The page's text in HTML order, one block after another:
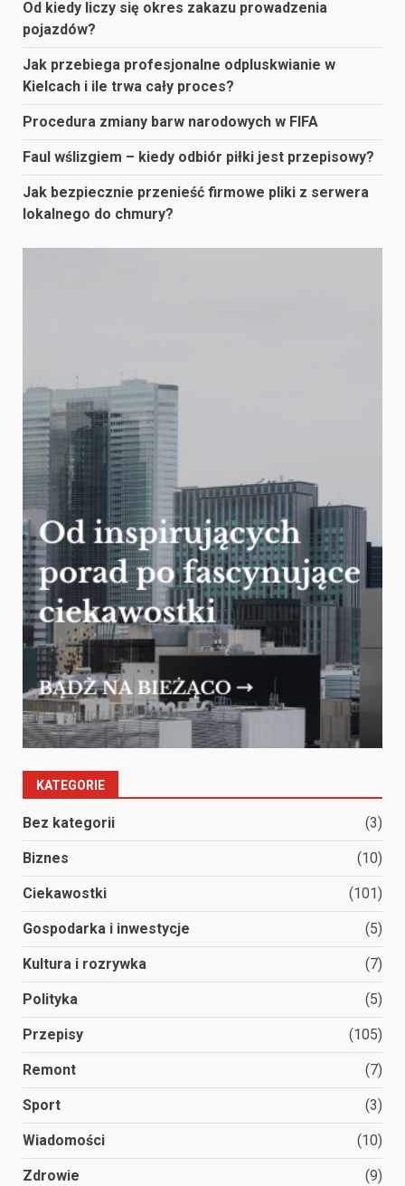
Od kiedy liczy się okres zakazu prowadzenia
pojazdów?
Jak przebiega profesjonalne odpluskwianie w
Kielcach i ile trwa cały proces?
Procedura zmiany barw narodowych w FIFA
Faul wślizgiem – kiedy odbiór piłki jest przepisowy?
Jak bezpiecznie przenieść firmowe pliki z serwera
lokalnego do chmury?
KATEGORIE
Bez kategorii (3)
Biznes (10)
Ciekawostki (101)
Gospodarka i inwestycje (5)
Kultura i rozrywka (7)
Polityka (5)
Przepisy (105)
Remont (7)
Sport (3)
Wiadomości (10)
Zdrowie (9)